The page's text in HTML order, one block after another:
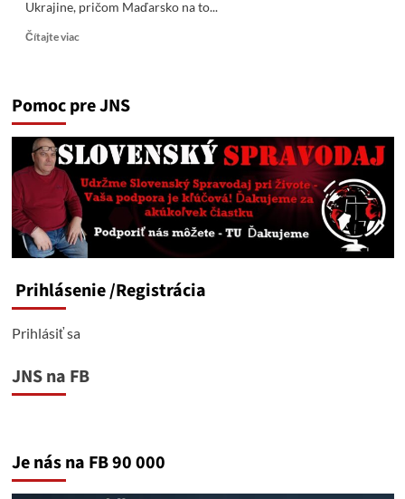
Ukrajine, pričom Maďarsko na to...
Čítajte viacRead
Maďarsko
nebude
financovať
Pomoc pre JNS
Prihlásenie/Registrácia
Prihlásiť sa
JNS na FB
Je nás na FB 90 000